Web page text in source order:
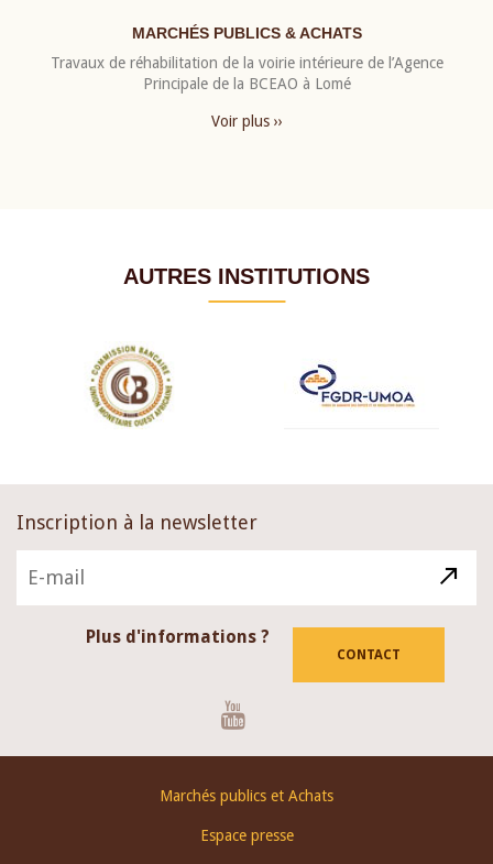
MARCHÉS PUBLICS & ACHATS
Travaux de réhabilitation de la voirie intérieure de l’Agence
Principale de la BCEAO à Lomé
Voir plus ››
AUTRES INSTITUTIONS
Inscription à la newsletter
Plus d'informations ?
CONTACT
Marchés publics et Achats
Espace presse